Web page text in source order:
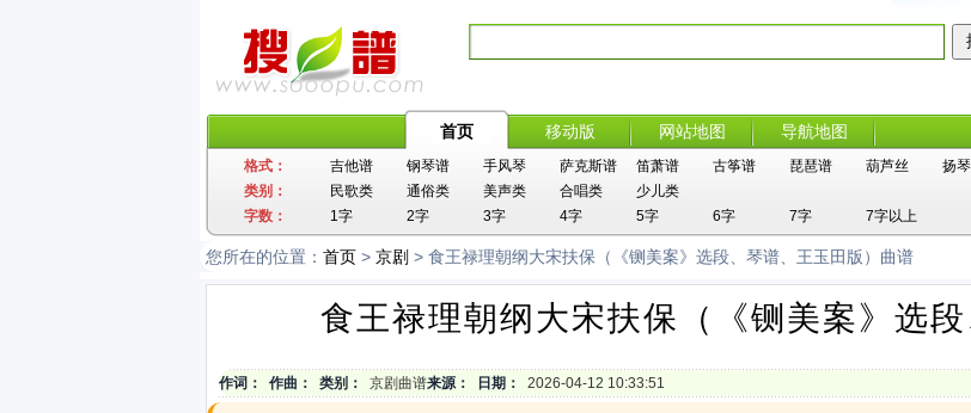
首页 移动版 网站地图 导航地图
格式： 吉他谱 钢琴谱 手风琴 萨克斯谱 笛萧谱 古筝谱 琵琶谱 葫芦丝 扬
类别：
民歌类 通俗类 美声类 合唱类
少儿类
字数：
1字 2字 3字 4字 5字 6字 7字 7字以上
您所在的位置： 首页 > 京剧 > 食王禄理朝纲大宋扶保（《铡美案》选段、琴谱、王玉田版）曲谱
食王禄理朝纲大宋扶保（《铡美案》选段
作词： 作曲： 类别： 京剧曲谱来源： 日期： 2026-04-12 10:33:51